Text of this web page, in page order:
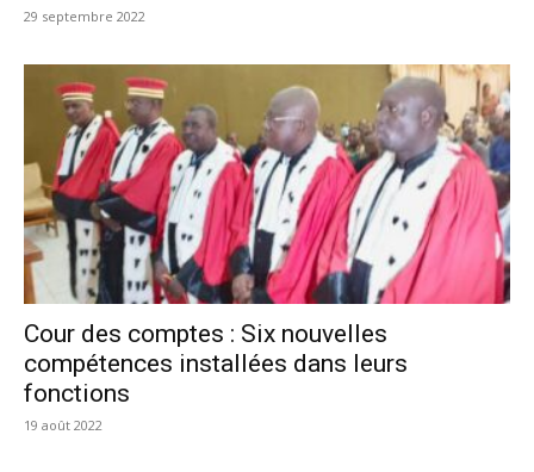
29 septembre 2022
Cour des comptes : Six nouvelles
compétences installées dans leurs
fonctions
19 août 2022